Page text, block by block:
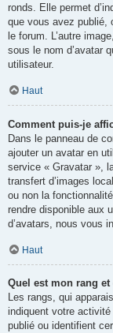
ronds. Elle permet
que vous avez publié,
le forum. L’autre
sous le nom d’avatar
utilisateur.
Haut
Comment puis-je
Dans le panneau de
ajouter un avatar en
service « Gravatar »,
transfert d’images
ou non la
rendre disponible aux
d’avatars, nous vous
Haut
Quel est mon rang
Les rangs, qui
indiquent votre
publié ou identifient